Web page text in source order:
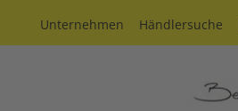
Unternehmen Händlersuche